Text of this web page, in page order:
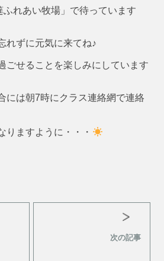
れあい牧場」で待っています
れずに元気に来てね♪
ごせることを楽しみにしています
には朝7時にクラス連絡網で連絡
りますように・・・
次の記事